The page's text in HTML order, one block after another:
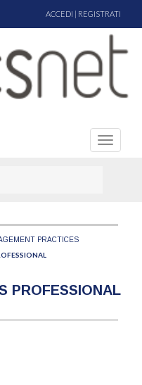
ACCEDI | REGISTRATI
PRACTICES
PROFESSIONAL